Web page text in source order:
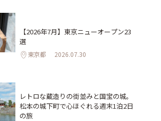
【2026年7月】東京ニューオープン23
選
東京都 2026.07.30
レトロな蔵造りの街並みと国宝の城。
松本の城下町で心ほぐれる週末1泊2日
の旅